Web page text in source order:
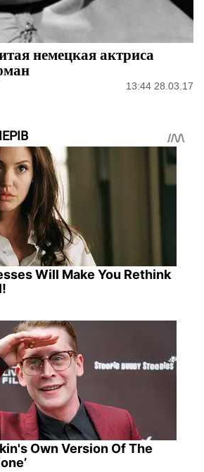
немецкая актриса
13:44 28.03.17
Will Make You Rethink
Own Version Of The